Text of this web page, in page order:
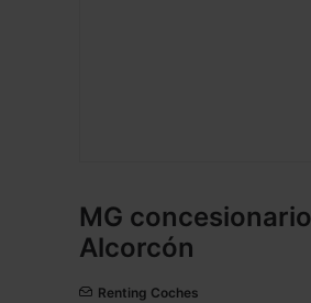
MG
Alcorcón
Renting Coches